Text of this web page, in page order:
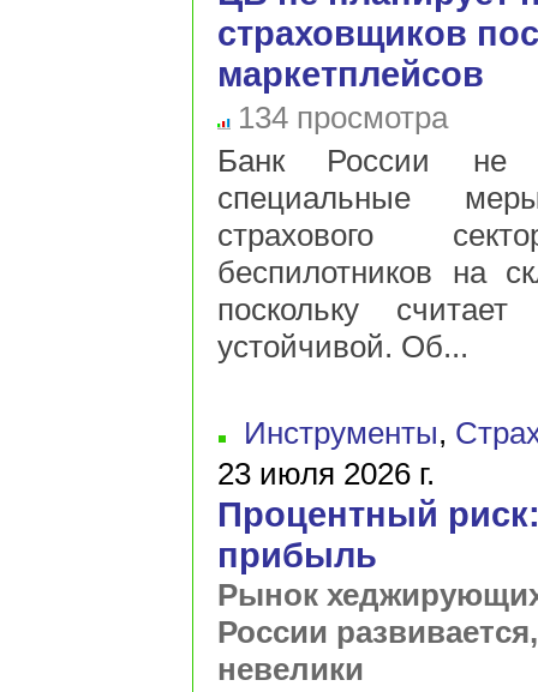
страховщиков
маркетплейсов
134 просмотра
Банк России не
специальные
страхового
беспилотников на
поскольку считает
устойчивой. Об...
Инструменты,
23 июля 2026 г.
Процентный
прибыль
Рынок
России
невелики